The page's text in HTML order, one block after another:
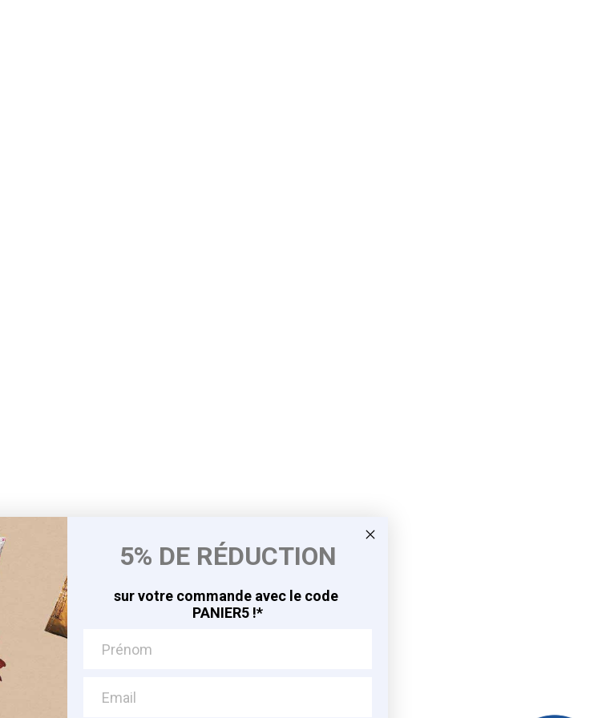
5% DE RÉDUCTION
sur votre commande avec le code
PANIER5 !*